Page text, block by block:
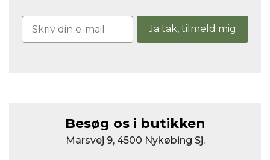
Ja tak, tilmeld mig
Besøg os i butikken
Marsvej 9, 4500 Nykøbing Sj.